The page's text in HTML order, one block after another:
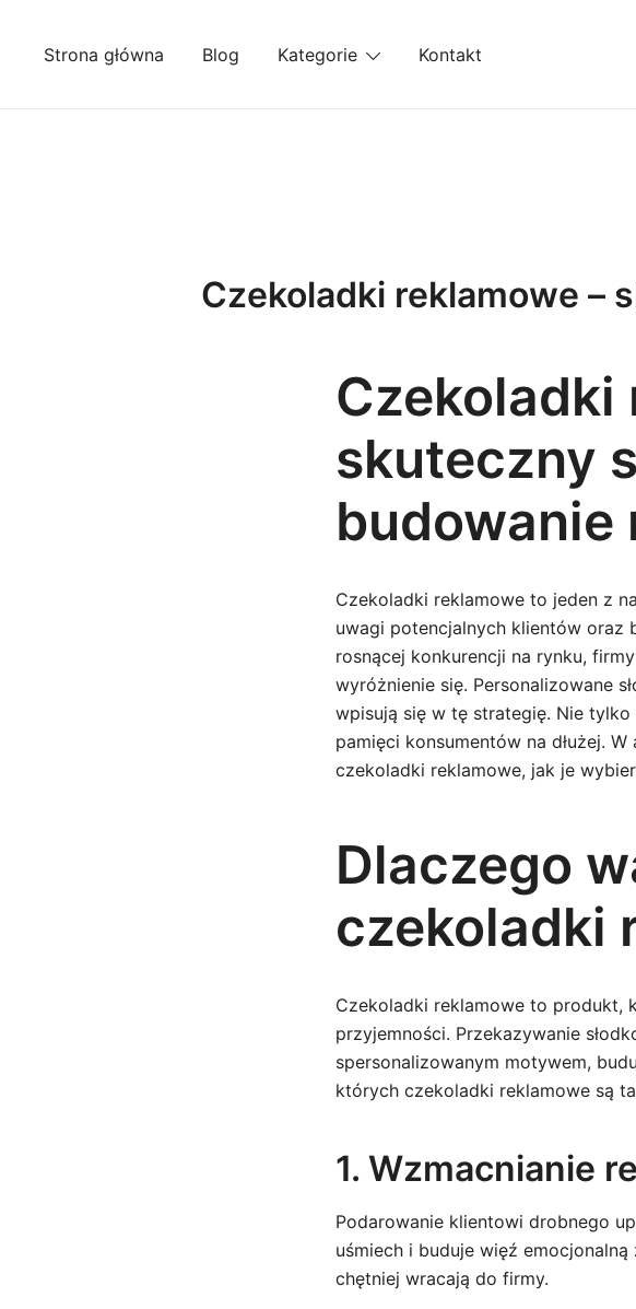
Strona główna Blog Kategorie Kontakt
Czekoladki reklamowe –
Czekoladki
skuteczny
budowanie
Czekoladki reklamowe to jeden z
uwagi potencjalnych klientów oraz
rosnącej konkurencji na rynku,
wyróżnienie się. Personalizowane
wpisują się w tę strategię. Nie
pamięci konsumentów na dłużej.
czekoladki reklamowe, jak je
Dlaczego
czekoladki
Czekoladki reklamowe to produkt,
przyjemności. Przekazywanie
spersonalizowanym motywem,
których czekoladki reklamowe są
1. Wzmacnianie
Podarowanie klientowi drobnego
uśmiech i buduje więź
chętniej wracają do firmy.